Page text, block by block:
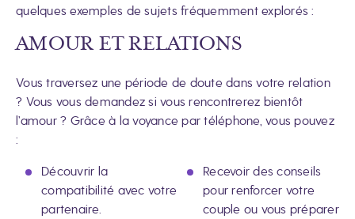
quelques exemples de sujets fréquemment explorés :
AMOUR ET RELATIONS
Vous traversez une période de doute dans votre relation
? Vous vous demandez si vous rencontrerez bientôt
l’amour ? Grâce à la voyance par téléphone, vous pouvez
:
Découvrir la
compatibilité avec votre
partenaire.
Recevoir des conseils
pour renforcer votre
couple ou vous préparer